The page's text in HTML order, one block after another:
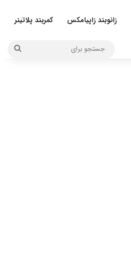
زانوبند زاپیامکس کمربند پلاتینر